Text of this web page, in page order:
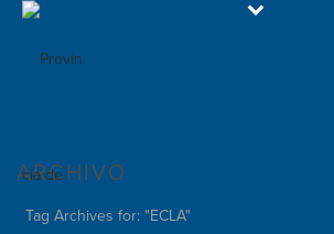
ARCHIVO
Tag Archives for: "ECLA"